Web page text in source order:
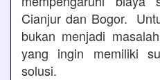
Cianjur dan Bogor.
bukan menjadi
yang ingin memiliki
solusi.